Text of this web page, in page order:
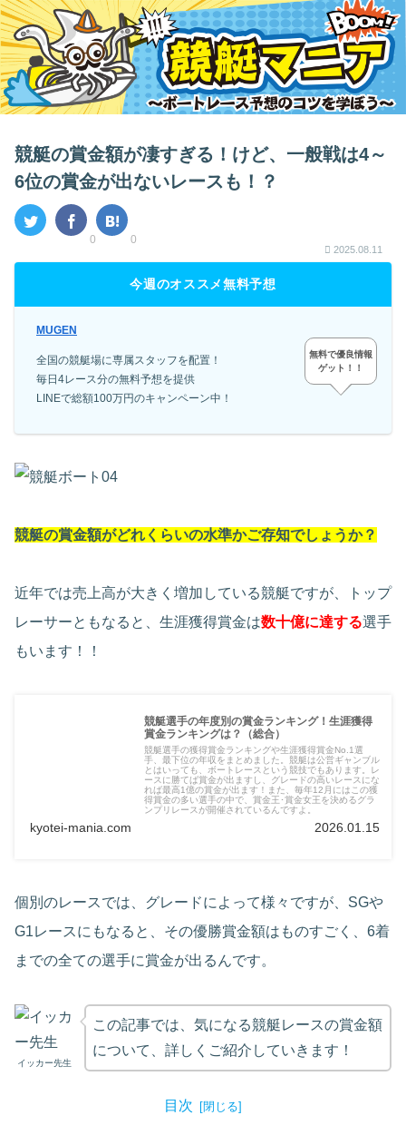
競艇の賞金額が凄すぎる！けど、一般戦は4～
6位の賞金が出ないレースも！？
0 0
2025.08.11
今週のオススメ無料予想
MUGEN
全国の競艇場に専属スタッフを配置！
毎日4レース分の無料予想を提供
LINEで総額100万円のキャンペーン中！
無料で優良情報
ゲット！！
競艇の賞金額がどれくらいの水準かご存知でしょうか？
近年では売上高が大きく増加している競艇ですが、トップ
レーサーともなると、生涯獲得賞金は数十億に達する選手
もいます！！
競艇選手の年度別の賞金ランキング！生涯獲得
賞金ランキングは？（総合）
競艇選手の獲得賞金ランキングや生涯獲得賞金No.1選
手、最下位の年収をまとめました。競艇は公営ギャンブル
とはいっても、ボートレースという競技でもあります。レ
ースに勝てば賞金が出ますし、グレードの高いレースにな
れば最高1億の賞金が出ます！また、毎年12月にはこの獲
得賞金の多い選手の中で、賞金王･賞金女王を決めるグラ
ンプリレースが開催されているんですよ。
kyotei-mania.com 2026.01.15
個別のレースでは、グレードによって様々ですが、SGや
G1レースにもなると、その優勝賞金額はものすごく、6着
までの全ての選手に賞金が出るんです。
イッカー先生
この記事では、気になる競艇レースの賞金額
について、詳しくご紹介していきます！
目次